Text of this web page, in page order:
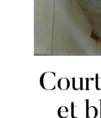
et